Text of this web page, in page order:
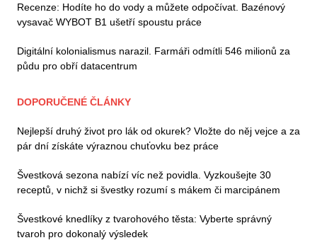
Recenze: Hodíte ho do vody a můžete odpočívat. Bazénový
vysavač WYBOT B1 ušetří spoustu práce
Digitální kolonialismus narazil. Farmáři odmítli 546 milionů za
půdu pro obří datacentrum
DOPORUČENÉ ČLÁNKY
Nejlepší druhý život pro lák od okurek? Vložte do něj vejce a za
pár dní získáte výraznou chuťovku bez práce
Švestková sezona nabízí víc než povidla. Vyzkoušejte 30
receptů, v nichž si švestky rozumí s mákem či marcipánem
Švestkové knedlíky z tvarohového těsta: Vyberte správný
tvaroh pro dokonalý výsledek